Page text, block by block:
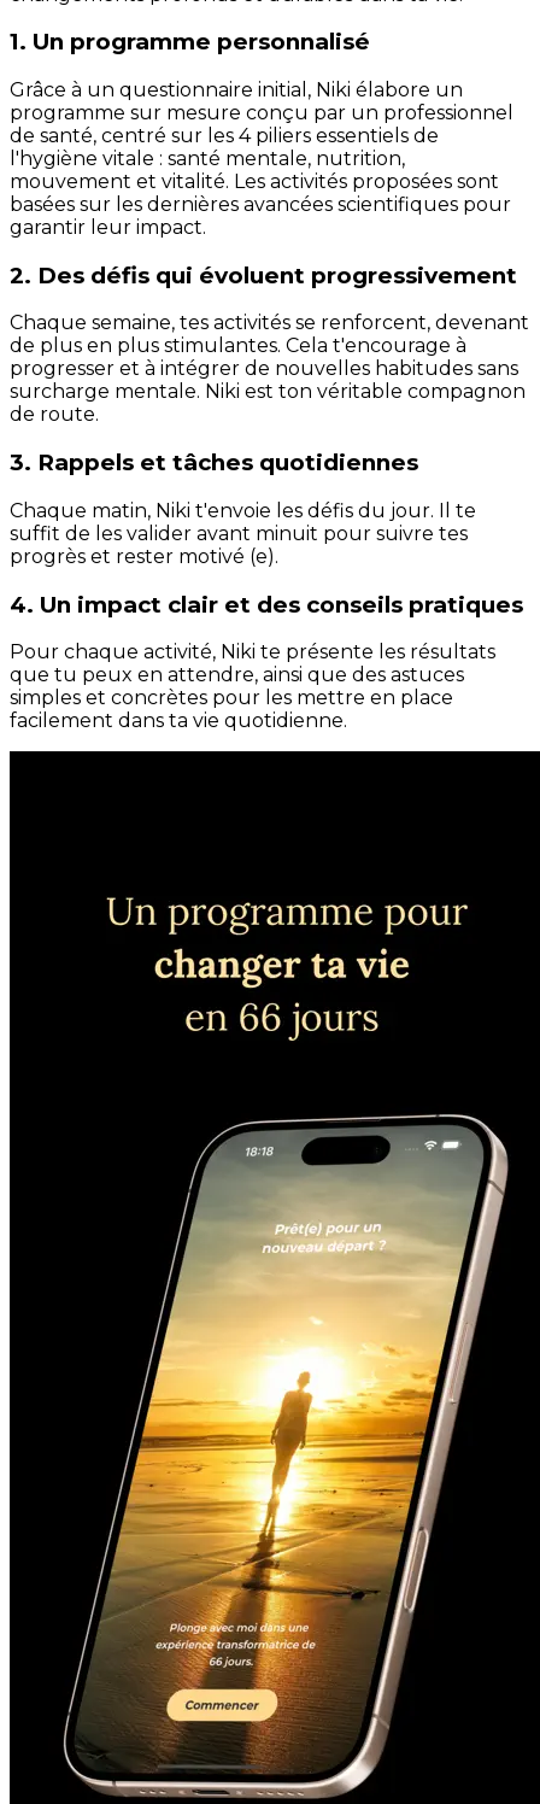
1. Un programme personnalisé
Grâce à un questionnaire initial, Niki élabore un
programme sur mesure conçu par un professionnel
de santé, centré sur les 4 piliers essentiels de
l'hygiène vitale : santé mentale, nutrition,
mouvement et vitalité. Les activités proposées sont
basées sur les dernières avancées scientifiques pour
garantir leur impact.
2. Des défis qui évoluent progressivement
Chaque semaine, tes activités se renforcent, devenant
de plus en plus stimulantes. Cela t'encourage à
progresser et à intégrer de nouvelles habitudes sans
surcharge mentale. Niki est ton véritable compagnon
de route.
3. Rappels et tâches quotidiennes
Chaque matin, Niki t'envoie les défis du jour. Il te
suffit de les valider avant minuit pour suivre tes
progrès et rester motivé (e).
4. Un impact clair et des conseils pratiques
Pour chaque activité, Niki te présente les résultats
que tu peux en attendre, ainsi que des astuces
simples et concrètes pour les mettre en place
facilement dans ta vie quotidienne.